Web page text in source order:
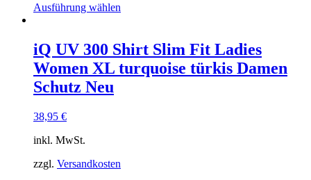
Ausführung wählen
mehrere
Varianten
auf.
werden
iQ UV 300 Shirt Slim Fit Ladies
Women XL turquoise türkis Damen
Schutz Neu
38,95 €
inkl. MwSt.
zzgl. Versandkosten